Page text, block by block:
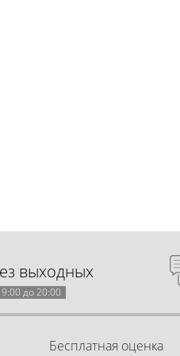
выходных
9:00 до 20:00
Бесплатная оценка